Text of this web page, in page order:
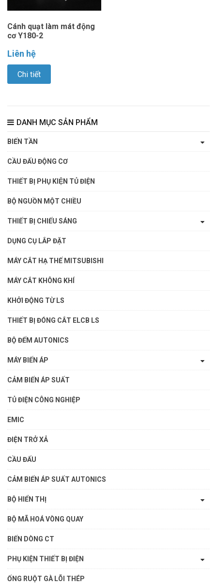
Cánh quạt làm mát động
cơ Y180-2
Liên hệ
Chi tiết
DANH MỤC SẢN PHẨM
BIẾN TẦN
CẦU ĐẤU ĐỘNG CƠ
THIẾT BỊ PHỤ KIỆN TỦ ĐIỆN
BỘ NGUỒN MỘT CHIỀU
THIẾT BỊ CHIẾU SÁNG
DỤNG CỤ LẮP ĐẶT
MÁY CẮT HẠ THẾ MITSUBISHI
MÁY CẮT KHÔNG KHÍ
KHỞI ĐỘNG TỪ LS
THIẾT BỊ ĐÓNG CẮT ELCB LS
BỘ ĐẾM AUTONICS
MÁY BIẾN ÁP
CẢM BIẾN ÁP SUẤT
TỦ ĐIỆN CÔNG NGHIỆP
EMIC
ĐIỆN TRỞ XẢ
CẦU ĐẤU
CẢM BIẾN ÁP SUẤT AUTONICS
BỘ HIỂN THỊ
BỘ MÃ HOÁ VÒNG QUAY
BIẾN DÒNG CT
PHỤ KIỆN THIẾT BỊ ĐIỆN
ỐNG RUỘT GÀ LÕI THÉP